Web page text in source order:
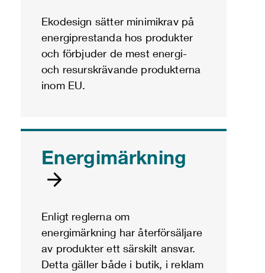
Ekodesign sätter minimikrav på
energiprestanda hos produkter
och förbjuder de mest energi-
och resurskrävande produkterna
inom EU.
Energimärkning
Enligt reglerna om
energimärkning har återförsäljare
av produkter ett särskilt ansvar.
Detta gäller både i butik, i reklam